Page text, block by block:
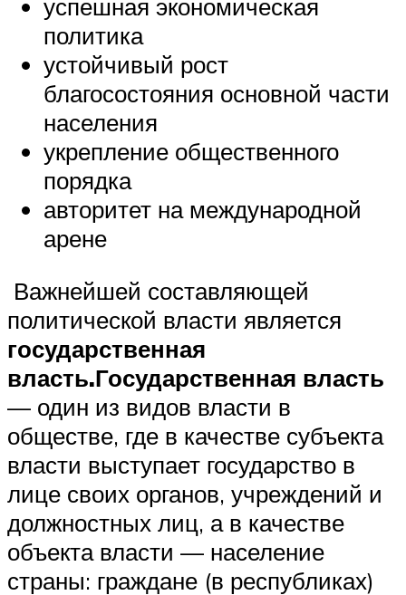
успешная экономическая
политика
устойчивый рост
благосостояния основной части
населения
укрепление общественного
порядка
авторитет на международной
арене
Важнейшей составляющей
политической власти является
государственная
власть.Государственная власть
— один из видов власти в
обществе, где в качестве субъекта
власти выступает государство в
лице своих органов, учреждений и
должностных лиц, а в качестве
объекта власти — население
страны: граждане (в республиках)